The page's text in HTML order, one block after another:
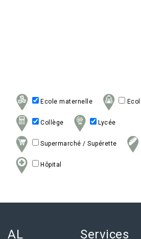
Ecole maternelle
Collège Lycée
Supermarché / Supérette
Hôpital
AL
Services